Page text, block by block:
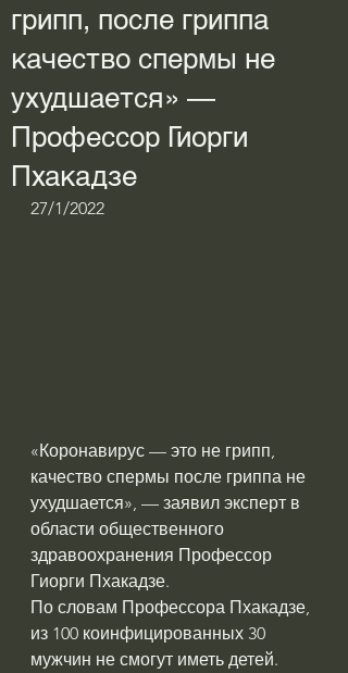
грипп, после гриппа
качество спермы не
ухудшается» —
Профессор Гиорги
Пхакадзе
27/1/2022
«Коронавирус — это не грипп,
качество спермы после гриппа не
ухудшается», — заявил эксперт в
области общественного
здравоохранения Профессор
Гиорги Пхакадзе.
По словам Профессора Пхакадзе,
из 100 коинфицированных 30
мужчин не смогут иметь детей.